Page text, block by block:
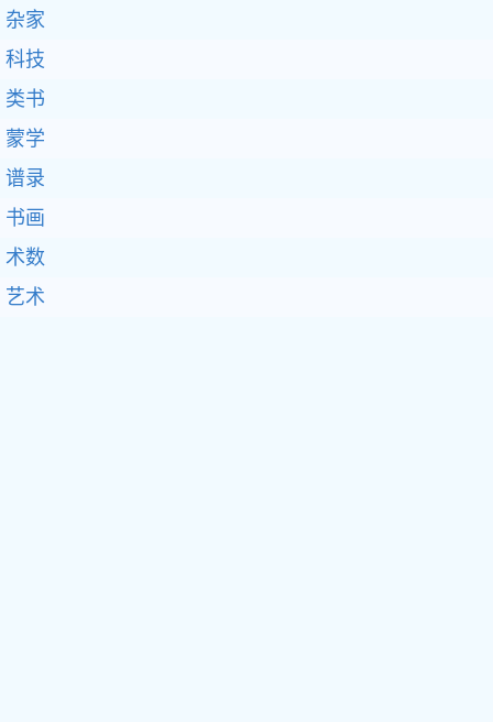
杂家
科技
类书
蒙学
谱录
书画
术数
艺术